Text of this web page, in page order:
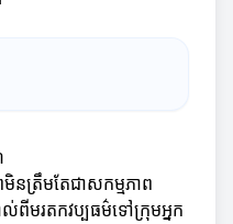
មិនត្រឹមតែជាសកម្មភាព
ាល់ពីមរតកវប្បធម៌ទៅក្រុមអ្នក